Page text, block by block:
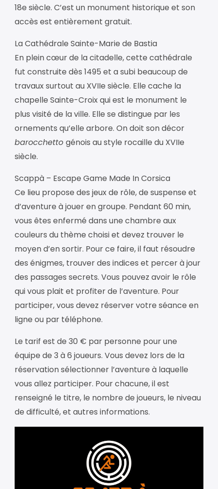
18e siècle. C’est un monument historique et son
accès est entièrement gratuit.
La Cathédrale Sainte-Marie de Bastia
En plein cœur de la citadelle, cette cathédrale
fut construite dès 1495 et a subi beaucoup de
travaux surtout au XVIIe siècle. Elle cache la
chapelle Sainte-Croix qui est le monument le
plus visité de la ville. Elle se distingue par les
ornements qu’elle arbore. On doit son décor
barocchetto génois au style rocaille du XVIIe
siècle.
Scappà – Escape Game Made In Corsica
Ce lieu propose des jeux de rôle, de suspense et
d’aventure à jouer en groupe. Pendant 60 min,
vous êtes enfermé dans une chambre aux
couleurs du thème choisi et devez trouver le
moyen d’en sortir. Pour ce faire, il faut résoudre
des énigmes, trouver des indices et percer à jour
des passages secrets. Vous pouvez avoir le rôle
qui vous plait et profiter de l’aventure. Pour
participer, vous devez réserver votre séance en
ligne ou par téléphone.
Le tarif est de 30 € par personne pour une
équipe de 3 à 6 joueurs. Vous devez lors de la
réservation sélectionner l’aventure à laquelle
vous allez participer. Pour chacune, il est
renseigné le titre, le nombre de joueurs, le niveau
de difficulté, et autres informations.